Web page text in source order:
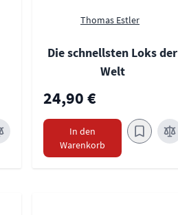
Thomas Estler
Die schnellsten Loks der
Welt
24,90 €
In den
Warenkorb